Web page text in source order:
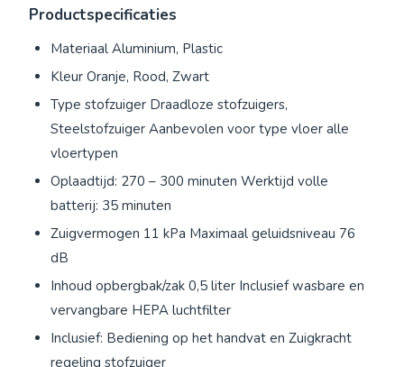
Productspecificaties
Materiaal Aluminium, Plastic
Kleur Oranje, Rood, Zwart
Type stofzuiger Draadloze stofzuigers,
Steelstofzuiger Aanbevolen voor type vloer alle
vloertypen
Oplaadtijd: 270 – 300 minuten Werktijd volle
batterij: 35 minuten
Zuigvermogen 11 kPa Maximaal geluidsniveau 76
dB
Inhoud opbergbak/zak 0,5 liter Inclusief wasbare en
vervangbare HEPA luchtfilter
Inclusief: Bediening op het handvat en Zuigkracht
regeling stofzuiger